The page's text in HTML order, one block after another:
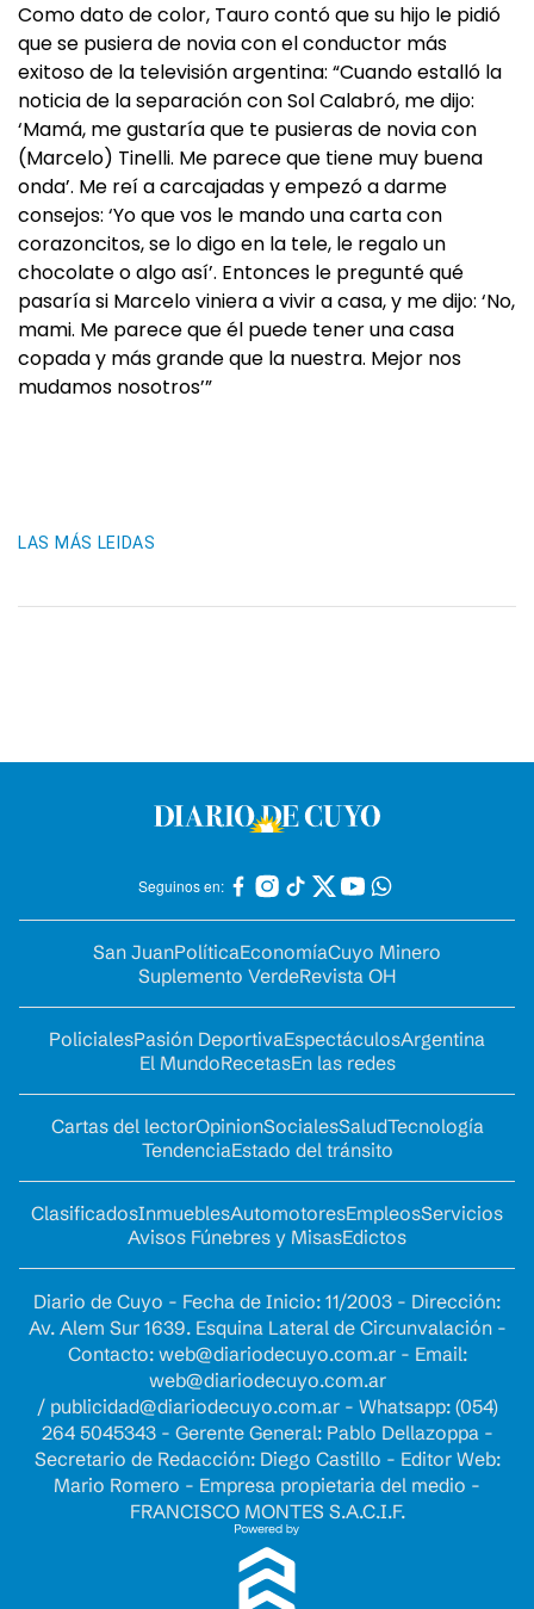
Como dato de color, Tauro contó que su hijo le pidió
que se pusiera de novia con el conductor más
exitoso de la televisión argentina: “Cuando estalló la
noticia de la separación con Sol Calabró, me dijo:
‘Mamá, me gustaría que te pusieras de novia con
(Marcelo) Tinelli. Me parece que tiene muy buena
onda’. Me reí a carcajadas y empezó a darme
consejos: ‘Yo que vos le mando una carta con
corazoncitos, se lo digo en la tele, le regalo un
chocolate o algo así’. Entonces le pregunté qué
pasaría si Marcelo viniera a vivir a casa, y me dijo: ‘No,
mami. Me parece que él puede tener una casa
copada y más grande que la nuestra. Mejor nos
mudamos nosotros’”
LAS MÁS LEIDAS
Seguinos en:
San JuanPolíticaEconomíaCuyo Minero
Suplemento VerdeRevista OH
PolicialesPasión DeportivaEspectáculosArgentina
El MundoRecetasEn las redes
Cartas del lectorOpinionSocialesSaludTecnología
TendenciaEstado del tránsito
ClasificadosInmueblesAutomotoresEmpleosServicios
Avisos Fúnebres y MisasEdictos
Diario de Cuyo - Fecha de Inicio: 11/2003 - Dirección:
Av. Alem Sur 1639. Esquina Lateral de Circunvalación -
Contacto: web@diariodecuyo.com.ar- Email:
web@diariodecuyo.com.ar
/ publicidad@diariodecuyo.com.ar- Whatsapp: (054)
264 5045343 - Gerente General: Pablo Dellazoppa -
Secretario de Redacción: Diego Castillo - Editor Web:
Mario Romero - Empresa propietaria del medio -
FRANCISCO MONTES S.A.C.I.F.